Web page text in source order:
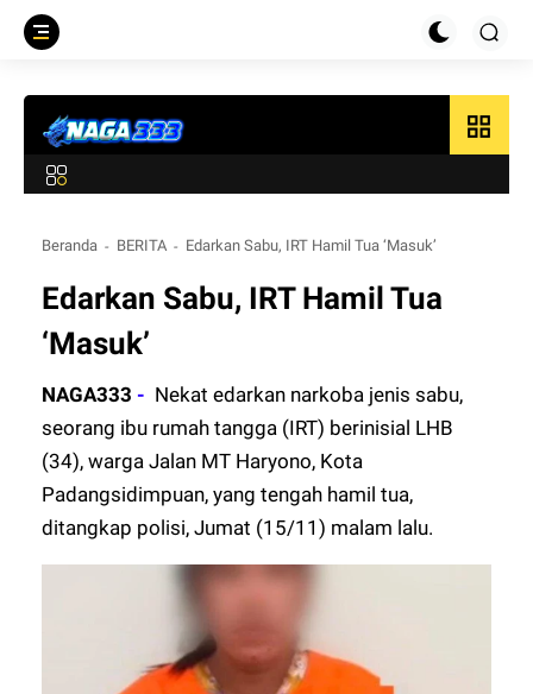
grid_view
Beranda BERITA Edarkan Sabu, IRT Hamil Tua ‘Masuk’
Edarkan Sabu, IRT Hamil Tua
‘Masuk’
NAGA333 - Nekat edarkan narkoba jenis sabu,
seorang ibu rumah tangga (IRT) berinisial LHB
(34), warga Jalan MT Haryono, Kota
Padangsidimpuan, yang tengah hamil tua,
ditangkap polisi, Jumat (15/11) malam lalu.